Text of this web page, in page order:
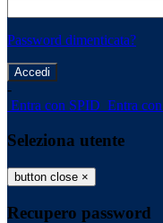
Password dimenticata?
-
Entra con SPID Entra
Seleziona utente
button close ×
Recupero password